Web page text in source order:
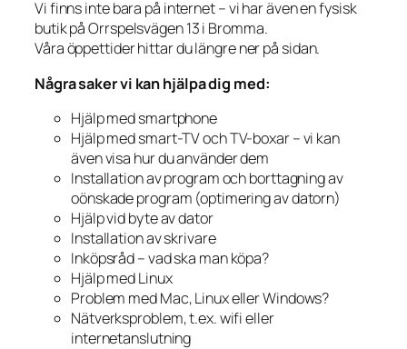
Vi finns inte bara på internet – vi har även en fysisk
butik på Orrspelsvägen 13 i Bromma.
Våra öppettider hittar du längre ner på sidan.
Några saker vi kan hjälpa dig med:
Hjälp med smartphone
Hjälp med smart-TV och TV-boxar – vi kan
även visa hur du använder dem
Installation av program och borttagning av
oönskade program (optimering av datorn)
Hjälp vid byte av dator
Installation av skrivare
Inköpsråd – vad ska man köpa?
Hjälp med Linux
Problem med Mac, Linux eller Windows?
Nätverksproblem, t.ex. wifi eller
internetanslutning